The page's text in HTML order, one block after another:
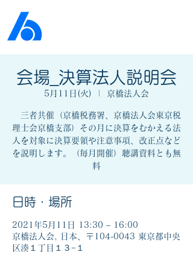
会場_決算法人説明会
5月11日(火) 京橋法人会
三者共催（京橋税務署、京橋法人会東京税
理士会京橋支部）その月に決算をむかえる法
人を対象に決算要領や注意事項、改正点など
を説明します。（毎月開催）聴講資料とも無
料
日時・場所
2021年5月11日 13:30 – 16:00
京橋法人会, 日本、〒104-0043 東京都中央
区湊１丁目１３−１